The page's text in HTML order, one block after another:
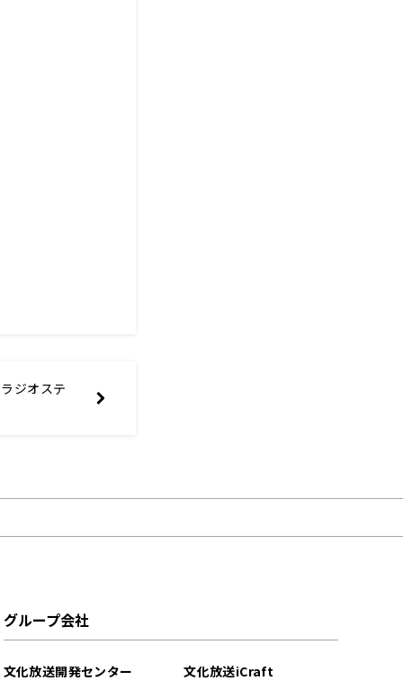
ジオステ
グループ会社
文化放送開発センター 文化放送iCraft